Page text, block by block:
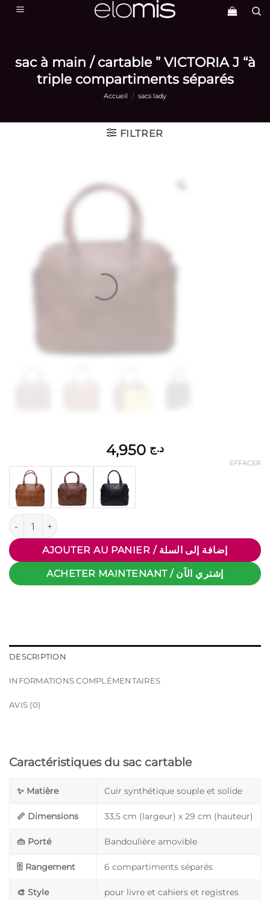
Passer
sac à main / cartable ” VICTORIA J “à
triple compartiments séparés
Accueil / sacs lady
FILTRER
د.ج
EFFACER
quantité de sac à main / cartable " VICTORIA J "à triple
AJOUTER AU PANIER / إضافة إلى السلة
ACHETER MAINTENANT / إشتري الآن
DESCRIPTION
INFORMATIONS COMPLÉMENTAIRES
AVIS (0)
Caractéristiques du sac cartable
✨ Matière Cuir synthétique souple et solide
📏 Dimensions 33,5 cm (largeur) x 29 cm (hauteur)
👜 Porté Bandoulière amovible
🗄️ Rangement 6 compartiments séparés
🎨 Style pour livre et cahiers et registres